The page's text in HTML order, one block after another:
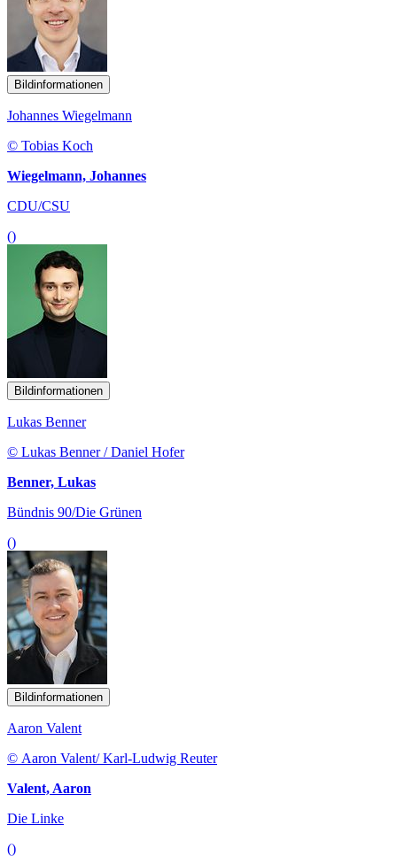
Bildinformationen
Johannes Wiegelmann
© Tobias Koch
Wiegelmann, Johannes
CDU/CSU
()
Bildinformationen
Lukas Benner
© Lukas Benner / Daniel Hofer
Benner, Lukas
Bündnis 90/Die Grünen
()
Bildinformationen
Aaron Valent
© Aaron Valent/ Karl-Ludwig Reuter
Valent, Aaron
Die Linke
()